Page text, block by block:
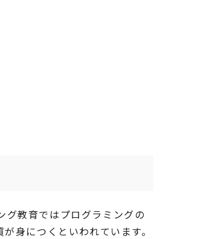
教育ではプログラミングの
身につくといわれています。